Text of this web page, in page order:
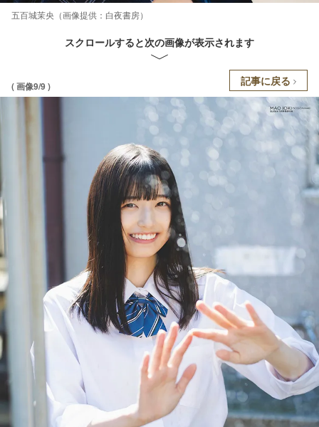
五百城茉央（画像提供：白夜書房）
スクロールすると次の画像が表示されます
( 画像9/9 ) 記事に戻る